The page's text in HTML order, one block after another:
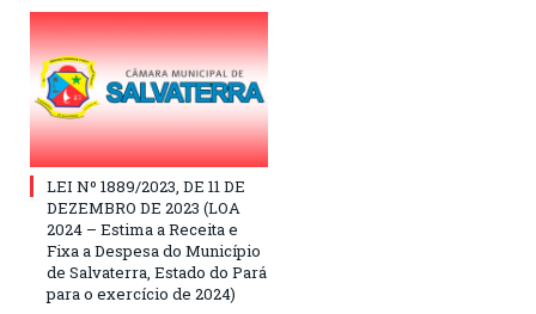
LEI Nº 1889/2023, DE 11 DE
DEZEMBRO DE 2023 (LOA
2024 – Estima a Receita e
Fixa a Despesa do Município
de Salvaterra, Estado do Pará
para o exercício de 2024)